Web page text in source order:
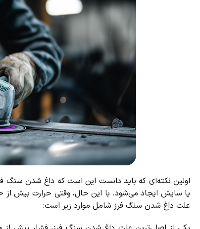
اولین نکته‌ای که باید دانست این است که داغ شدن سنگ
یا سایش ایجاد می‌شود. با این حال، وقتی حرارت بیش از
علت داغ شدن سنگ فرز شامل موارد زیر است: